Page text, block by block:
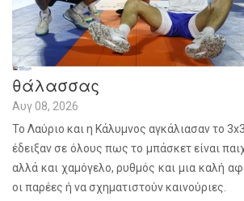
θάλασσας
Αυγ 08, 2026
Το Λαύριο και η Κάλυμνος αγκάλιασαν το
έδειξαν σε όλους πως το μπάσκετ είναι
αλλά και χαμόγελο, ρυθμός και μια καλή
οι παρέες ή να σχηματιστούν καινούριες.